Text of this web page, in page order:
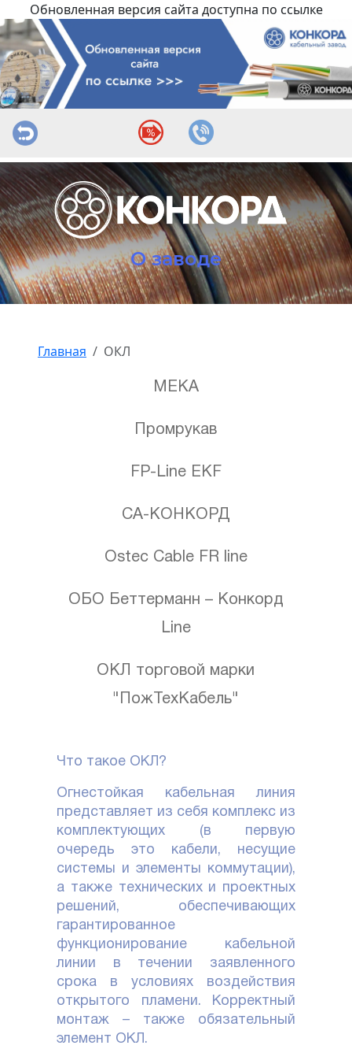
Обновленная версия сайта доступна по ссылке
О заводе
Главная ОКЛ
MEKA
Промрукав
FP-Line EKF
СА-КОНКОРД
Ostec Cable FR line
ОБО Беттерманн – Конкорд
Line
ОКЛ торговой марки
"ПожТехКабель"
Что такое ОКЛ?
Огнестойкая кабельная линия
представляет из себя комплекс из
комплектующих (в первую
очередь это кабели, несущие
системы и элементы коммутации),
а также технических и проектных
решений, обеспечивающих
гарантированное
функционирование кабельной
линии в течении заявленного
срока в условиях воздействия
открытого пламени. Корректный
монтаж – также обязательный
элемент ОКЛ.